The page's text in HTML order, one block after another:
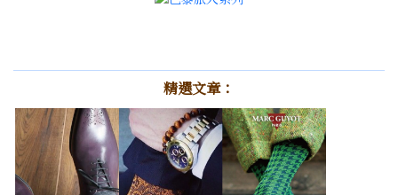
精選文章：